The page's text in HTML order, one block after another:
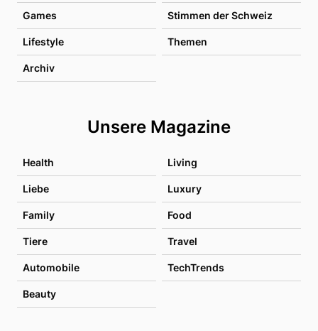
Games Stimmen der Schweiz
Lifestyle Themen
Archiv
Unsere Magazine
Health Living
Liebe Luxury
Family Food
Tiere Travel
Automobile TechTrends
Beauty